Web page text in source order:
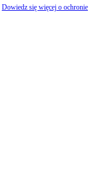
Dowiedz się więcej o ochronie